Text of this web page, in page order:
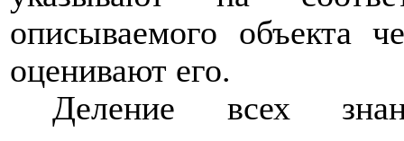
описываемого объекта
оценивают его.
Деление всех